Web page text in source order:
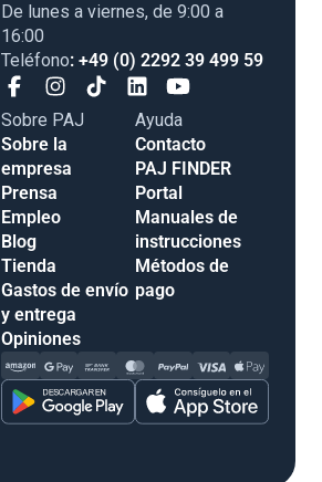
De lunes a viernes, de 9:00 a
16:00
Teléfono: +49 (0) 2292 39 499 59
Sobre PAJ
Sobre la
empresa
Prensa
Empleo
Blog
Tienda
Gastos de envío
y entrega
Opiniones
Ayuda
Contacto
PAJ FINDER
Portal
Manuales de
instrucciones
Métodos de
pago